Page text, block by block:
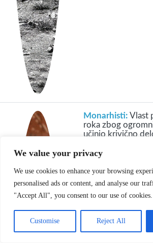
We value your privacy
We use cookies to enhance your browsing
personalised ads or content, and analyse our
"Accept All", you consent to our use of cookies.
Customise Reject All
Monarhisti:Vlast
roka zbog
učinio krivično